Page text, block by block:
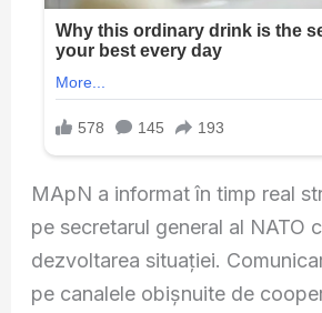
MApN a informat în timp real
pe secretarul general al NATO
dezvoltarea situației.
pe canalele obișnuite de